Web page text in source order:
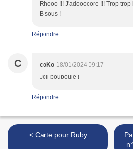
Rhooo !!! J'adooooore !!! Trop
Bisous !
Répondre
C coKo 18/01/2024 09:17
Joli bouboule !
Répondre
< Carte pour Ruby